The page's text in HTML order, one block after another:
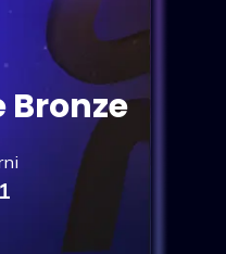
Bronze